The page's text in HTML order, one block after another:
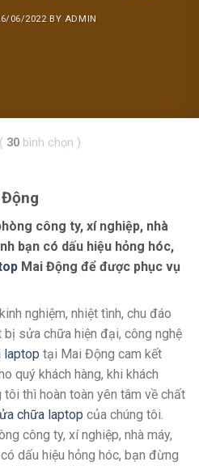
06/2022BY ADMIN
( 30 bình chọn )
công ty, xí nghiệp, nhà
bạn có dấu hiệu hỏng hóc,
Mai Động để được phục vụ
nghiệm, nhiệt tình, chu đáo
sửa chữa hiện đại, công nghệ
laptop tại Mai Động cam kết
quý khách hàng, khi khách
thì hoàn toàn yên tâm về chất
chữa laptop của chúng tôi.
công ty, xí nghiệp, nhà máy,
dấu hiệu hỏng hóc, bạn đừng